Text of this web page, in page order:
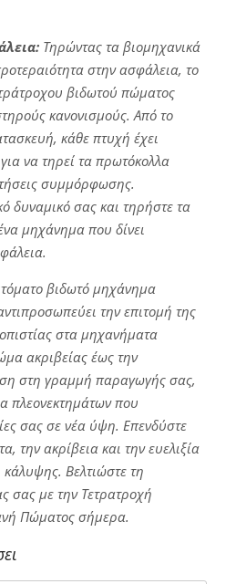
Τηρώντας τα βιομηχανικά
στην ασφάλεια, το
βιδωτού πώματος
κανονισμούς. Από το
κάθε πτυχή έχει
να τηρεί τα πρωτόκολλα
συμμόρφωσης.
δυναμικό σας και τηρήστε τα
μηχάνημα που δίνει
βιδωτό μηχάνημα
την επιτομή της
στα μηχανήματα
ακριβείας έως την
στη γραμμή παραγωγής σας,
πλεονεκτημάτων που
σας σε νέα ύψη. Επενδύστε
την ακρίβεια και την ευελιξία
Βελτιώστε τη
σας με την Τετρατροχή
Πώματος σήμερα.